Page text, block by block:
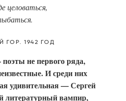
целоваться,
ГОР. 1942 ГОД
не первого ряда,
И среди них
удивительная — Сергей
литературный вампир,